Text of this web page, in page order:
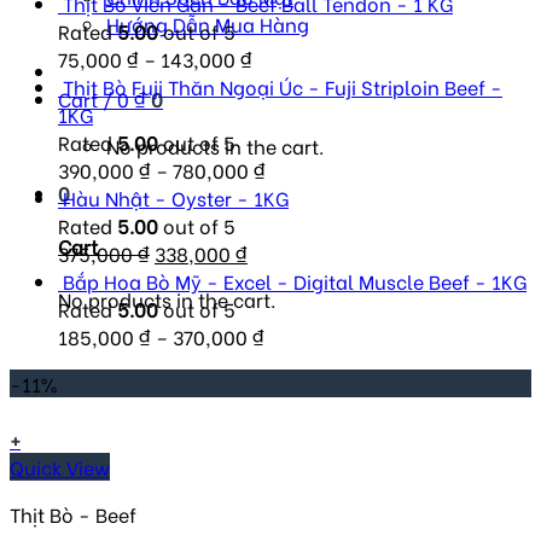
Hướng Dẫn Mua Hàng
Cart /0₫0
No products in the cart.
0
Cart
No products in the cart.
Rated5.00out of 5
75,000 ₫ – 143,000 ₫
Thịt Bò Fuji Thăn Ngoại Úc - Fuji Striploin Beef -
1KG
Rated5.00out of 5
390,000 ₫ – 780,000 ₫
Hàu Nhật - Oyster - 1KG
Rated 5.00out of 5
375,000₫ Original
price
was:
375,000 ₫.
338,000 ₫Current
price
is:
338,000 ₫.
Bắp Hoa Bò Mỹ - Excel - Digital Muscle Beef - 1KG
Rated5.00out of 5
185,000 ₫ – 370,000 ₫
-11%
+
Quick View
Thịt Bò - Beef